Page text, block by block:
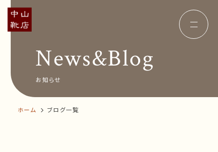
Concept コンセプト
Insole オーダー中敷き
News&Blog
Company
News&Blog
お知らせ
ホーム ブログ一覧